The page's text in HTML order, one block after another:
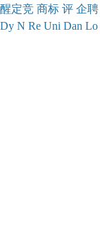
醒定竞 商标 评 企聘
Dy N Re Uni Dan Lo